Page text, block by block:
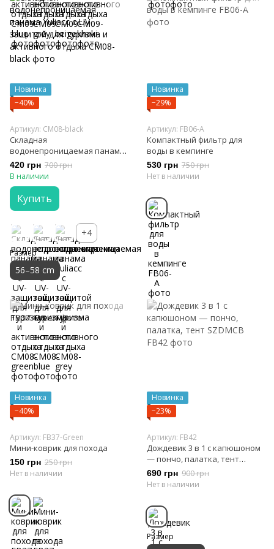
Новинка
−40%
Артикул: CM08-black
Складная
водонепроницаемая панама
Yuliacc с UV-защитой для
туризма и активного отдыха
420 грн 700 грн
В наличии
Купить
+4
Размер
56–58 cm
Новинка
−29%
Артикул: FB06-A
Компактный фильтр для
воды в кемпинге
530 грн 750 грн
Нет в наличии
Новинка
−40%
Артикул: FB37-Green
Мини-коврик для похода
150 грн 250 грн
Нет в наличии
Новинка
−23%
Артикул: FB42
Дождевик 3 в 1 с капюшоном
— пончо, палатка, тент
SZDMCB
690 грн 900 грн
Нет в наличии
Размер